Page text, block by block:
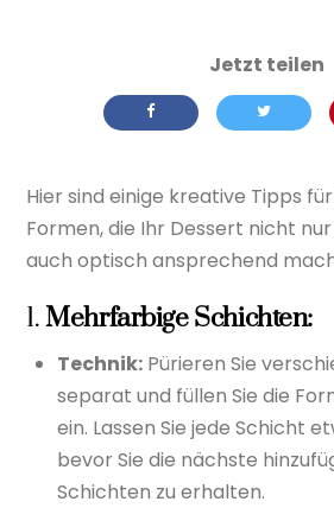
Hier sind einige kreative Tipps
Formen, die Ihr Dessert nicht
auch optisch ansprechend
1.Mehrfarbige Schichten:
Technik: Pürieren Sie
separat und füllen Sie die
ein. Lassen Sie jede Schicht
bevor Sie die nächste
Schichten zu erhalten.